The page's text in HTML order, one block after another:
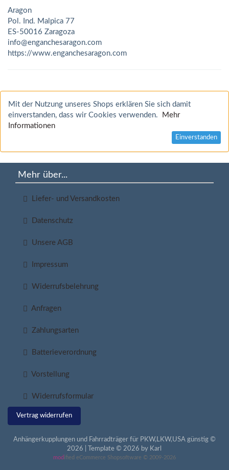
Aragon
Pol. Ind. Malpica 77
ES-50016 Zaragoza
info@enganchesaragon.com
https://www.enganchesaragon.com
Mit der Nutzung unseres Shops erklären Sie sich damit
einverstanden, dass wir Cookies verwenden.
Mehr
Informationen
Einverstanden
Mehr über...
Liefer- und Versandkosten
Datenschutz
Unsere AGB
Impressum
Widerrufsbelehrung
Anfragen
Zahlungsarten
Batterieverordnung
Vorstellung
Widerrufsformular
Vertrag widerrufen
Anhängerkupplungen und Fahrradträger für PKW,LKW,USA günstig ©
2026 | Template © 2026 by Karl
mod ified eCommerce Shopsoftware © 2009-2026